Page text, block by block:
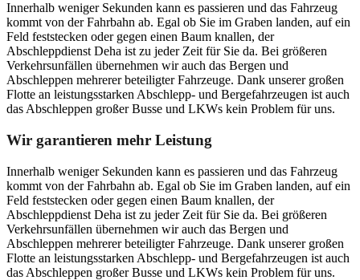
Innerhalb weniger Sekunden kann es passieren und das Fahrzeug
kommt von der Fahrbahn ab. Egal ob Sie im Graben landen, auf ein
Feld feststecken oder gegen einen Baum knallen, der
Abschleppdienst Deha ist zu jeder Zeit für Sie da. Bei größeren
Verkehrsunfällen übernehmen wir auch das Bergen und
Abschleppen mehrerer beteiligter Fahrzeuge. Dank unserer großen
Flotte an leistungsstarken Abschlepp- und Bergefahrzeugen ist auch
das Abschleppen großer Busse und LKWs kein Problem für uns.
Wir garantieren mehr Leistung
Innerhalb weniger Sekunden kann es passieren und das Fahrzeug
kommt von der Fahrbahn ab. Egal ob Sie im Graben landen, auf ein
Feld feststecken oder gegen einen Baum knallen, der
Abschleppdienst Deha ist zu jeder Zeit für Sie da. Bei größeren
Verkehrsunfällen übernehmen wir auch das Bergen und
Abschleppen mehrerer beteiligter Fahrzeuge. Dank unserer großen
Flotte an leistungsstarken Abschlepp- und Bergefahrzeugen ist auch
das Abschleppen großer Busse und LKWs kein Problem für uns.